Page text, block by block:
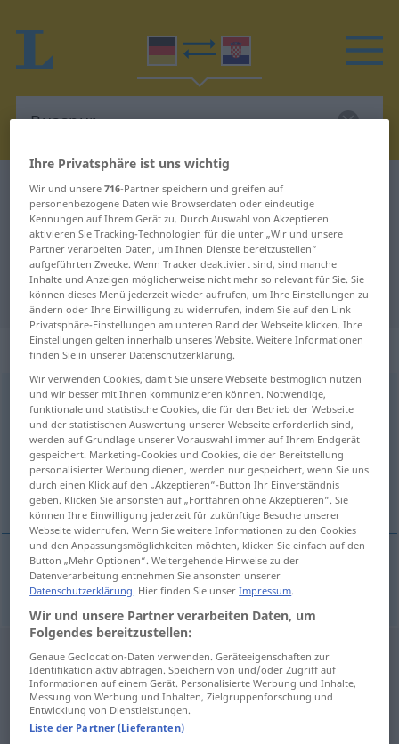
Deutsch-Kroatisch Wörterbuch Busspur
Deutsch-Kroatisch Übersetzung für
"Busspur"
"Busspur" Kroatisch Übersetzung
„Busspur“: Femininum
Busspurf <Busspur;-en>
Übersicht aller Übersetzungen
(Für mehr Details die Übersetzung anklicken/antippen)
autobusna staza
autobusnastaza Busspur
Ihre Privatsphäre ist uns wichtig
Wir und unsere716-Partner speichern und greifen auf
personenbezogene Daten wie Browserdaten oder eindeutige
Kennungen auf Ihrem Gerät zu. Durch Auswahl von Akzeptieren
aktivieren Sie Tracking-Technologien für die unter „Wir und unsere
Partner verarbeiten Daten, um Ihnen Dienste bereitzustellen“
aufgeführten Zwecke. Wenn Tracker deaktiviert sind, sind manche
Inhalte und Anzeigen möglicherweise nicht mehr so relevant für Sie. Sie
können dieses Menü jederzeit wieder aufrufen, um Ihre Einstellungen zu
ändern oder Ihre Einwilligung zu widerrufen, indem Sie auf den Link
Privatsphäre-Einstellungen am unteren Rand der Webseite klicken. Ihre
Einstellungen gelten innerhalb unseres Website. Weitere Informationen
finden Sie in unserer Datenschutzerklärung.
Wir verwenden Cookies, damit Sie unsere Webseite bestmöglich nutzen
und wir besser mit Ihnen kommunizieren können. Notwendige,
funktionale und statistische Cookies, die für den Betrieb der Webseite
und der statistischen Auswertung unserer Webseite erforderlich sind,
werden auf Grundlage unserer Vorauswahl immer auf Ihrem Endgerät
gespeichert. Marketing-Cookies und Cookies, die der Bereitstellung
personalisierter Werbung dienen, werden nur gespeichert, wenn Sie uns
durch einen Klick auf den „Akzeptieren“-Button Ihr Einverständnis
geben. Klicken Sie ansonsten auf „Fortfahren ohne Akzeptieren“. Sie
können Ihre Einwilligung jederzeit für zukünftige Besuche unserer
Webseite widerrufen. Wenn Sie weitere Informationen zu den Cookies
und den Anpassungsmöglichkeiten möchten, klicken Sie einfach auf den
Button „Mehr Optionen“. Weitergehende Hinweise zu der
Datenverarbeitung entnehmen Sie ansonsten unserer
Datenschutzerklärung. Hier finden Sie unserImpressum.
Wir und unsere Partner verarbeiten Daten, um
Folgendes bereitzustellen:
Genaue Geolocation-Daten verwenden. Geräteeigenschaften zur
Identifikation aktiv abfragen. Speichern von und/oder Zugriff auf
Informationen auf einem Gerät. Personalisierte Werbung und Inhalte,
Messung von Werbung und Inhalten, Zielgruppenforschung und
Entwicklung von Dienstleistungen.
Liste der Partner (Lieferanten)